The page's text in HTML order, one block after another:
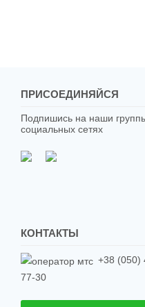
ПРИСОЕДИНЯЙСЯ
Подпишись на наши
социальных сетях
КОНТАКТЫ
+38 (050)
77-30